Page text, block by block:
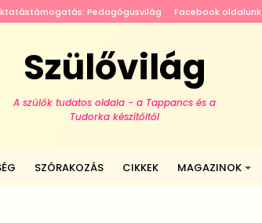
Pedagógusvilág Facebook oldalunk
Szülővilág
A szülők tudatos oldala - a Tappancs és a
Tudorka készítőitől
SZÓRAKOZÁS CIKKEK MAGAZINOK